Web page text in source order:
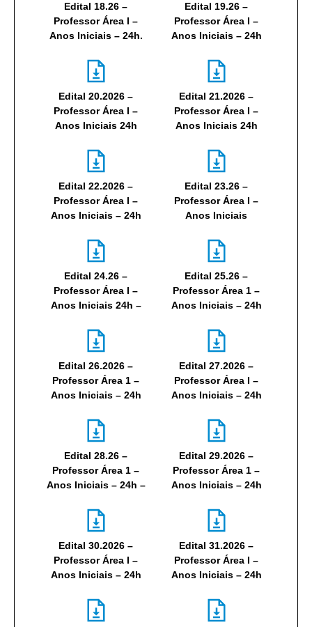
Edital 18.26 –
Professor Área I –
Anos Iniciais – 24h.
Edital 19.26 –
Professor Área I –
Anos Iniciais – 24h
Edital 20.2026 –
Professor Área I –
Anos Iniciais 24h
Edital 21.2026 –
Professor Área I –
Anos Iniciais 24h
Edital 22.2026 –
Professor Área I –
Anos Iniciais – 24h
Edital 23.26 –
Professor Área I –
Anos Iniciais
Edital 24.26 –
Professor Área I –
Anos Iniciais 24h –
Edital 25.26 –
Professor Área 1 –
Anos Iniciais – 24h
Edital 26.2026 –
Professor Área 1 –
Anos Iniciais – 24h
Edital 27.2026 –
Professor Área I –
Anos Iniciais – 24h
Edital 28.26 –
Professor Área 1 –
Anos Iniciais – 24h –
Edital 29.2026 –
Professor Área 1 –
Anos Iniciais – 24h
Edital 30.2026 –
Professor Área I –
Anos Iniciais – 24h
Edital 31.2026 –
Professor Área I –
Anos Iniciais – 24h